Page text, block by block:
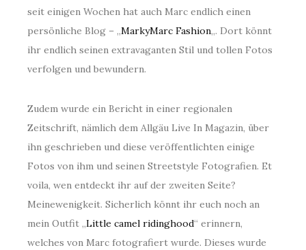
seit einigen Wochen hat auch Marc endlich einen
persönliche Blog – „MarkyMarc Fashion„. Dort könnt
ihr endlich seinen extravaganten Stil und tollen Fotos
verfolgen und bewundern.
Zudem wurde ein Bericht in einer regionalen
Zeitschrift, nämlich dem Allgäu Live In Magazin, über
ihn geschrieben und diese veröffentlichten einige
Fotos von ihm und seinen Streetstyle Fotografien. Et
voila, wen entdeckt ihr auf der zweiten Seite?
Meinewenigkeit. Sicherlich könnt ihr euch noch an
mein Outfit „Little camel ridinghood“ erinnern,
welches von Marc fotografiert wurde. Dieses wurde